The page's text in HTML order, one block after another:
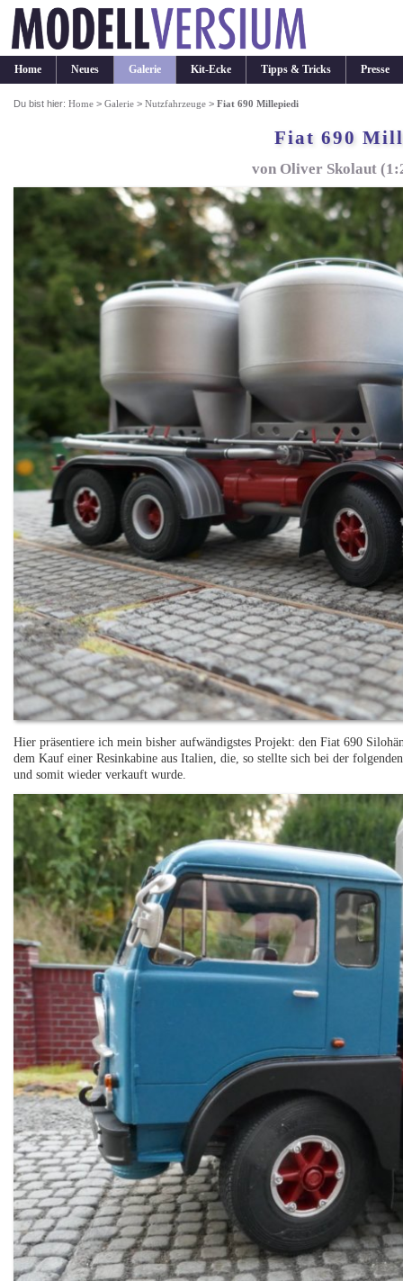
Home Neues Galerie Kit-Ecke Tipps & Tricks Presse
Du bist hier:Home >Galerie >Nutzfahrzeuge >Fiat 690 Millepiedi
Fiat 690
von Oliver Skolaut
Hier präsentiere ich mein bisher aufwändigstes Projekt: den Fiat 690
dem Kauf einer Resinkabine aus Italien, die, so stellte sich bei der
und somit wieder verkauft wurde.